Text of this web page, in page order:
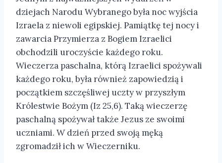
dziejach Narodu Wybranego była noc wyjścia
Izraela z niewoli egipskiej. Pamiątkę tej nocy i
zawarcia Przymierza z Bogiem Izraelici
obchodzili uroczyście każdego roku.
Wieczerza paschalna, którą Izraelici spożywali
każdego roku, była również zapowiedzią i
początkiem szczęśliwej uczty w przyszłym
Królestwie Bożym (Iz 25,6). Taką wieczerzę
paschalną spożywał także Jezus ze swoimi
uczniami. W dzień przed swoją męką
zgromadził ich w Wieczerniku.